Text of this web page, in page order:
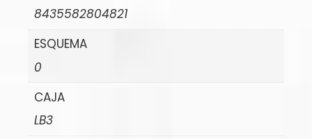
8435582804821
ESQUEMA
0
CAJA
LB3